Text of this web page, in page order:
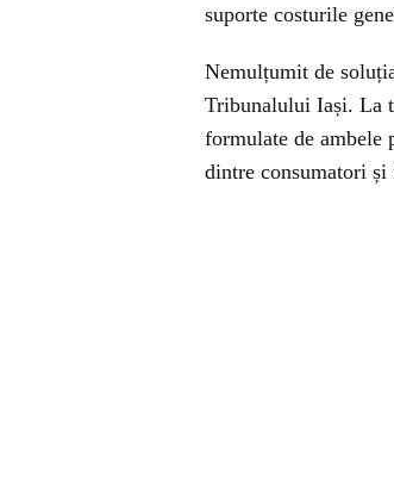
suporte costurile
Nemulțumit de
Tribunalului Iași. La
formulate de ambele
dintre consumatori